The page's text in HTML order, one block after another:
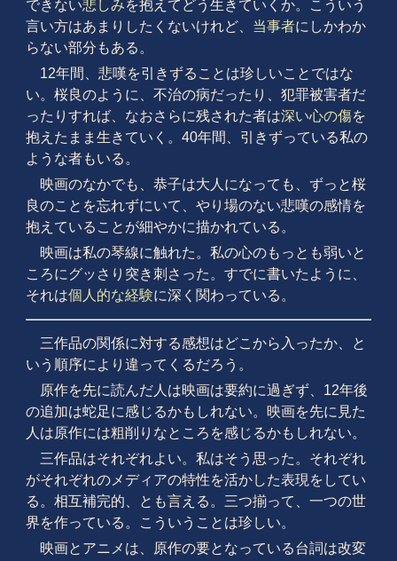
できない悲しみを抱えてどう生きていくか。こういう
言い方はあまりしたくないけれど、 当事者にしかわか
らない部分もある。
12年間、悲嘆を引きずることは珍しいことではな
い。桜良のように、不治の病だったり、犯罪被害者だ
ったりすれば、なおさらに残された者は深い心の傷を
抱えたまま生きていく。40年間、引きずっている私の
ような者もいる。
映画のなかでも、恭子は大人になっても、ずっと桜
良のことを忘れずにいて、やり場のない悲嘆の感情を
抱えていることが細やかに描かれている。
映画は私の琴線に触れた。私の心のもっとも弱いと
ころにグッさり突き刺さった。すでに書いたように、
それは個人的な経験に深く関わっている。
三作品の関係に対する感想はどこから入ったか、と
いう順序により違ってくるだろう。
原作を先に読んだ人は映画は要約に過ぎず、12年後
の追加は蛇足に感じるかもしれない。映画を先に見た
人は原作には粗削りなところを感じるかもしれない。
三作品はそれぞれよい。私はそう思った。それぞれ
がそれぞれのメディアの特性を活かした表現をしてい
る。相互補完的、とも言える。三つ揃って、一つの世
界を作っている。こういうことは珍しい。
映画とアニメは、原作の要となっている台詞は改変